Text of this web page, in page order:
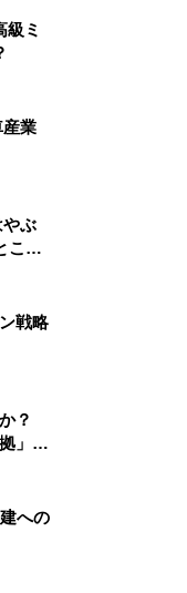
級ミ
産業
ぶ
こな
戦略
？
」
への